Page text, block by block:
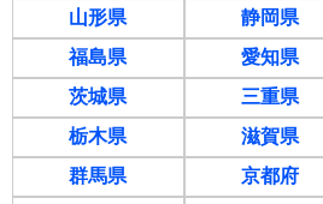
山形県
福島県
茨城県
栃木県
群馬県
静岡県
愛知県
三重県
滋賀県
京都府